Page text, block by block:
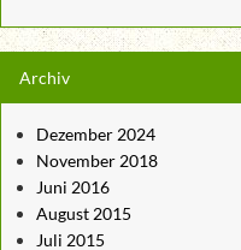
Archiv
Dezember 2024
November 2018
Juni 2016
August 2015
Juli 2015